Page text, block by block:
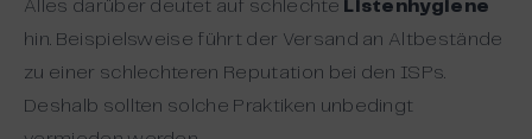
Alles darüber deutet auf schlechte Listenhygiene
hin. Beispielsweise führt der Versand an Altbestände
zu einer schlechteren Reputation bei den ISPs.
Deshalb sollten solche Praktiken unbedingt